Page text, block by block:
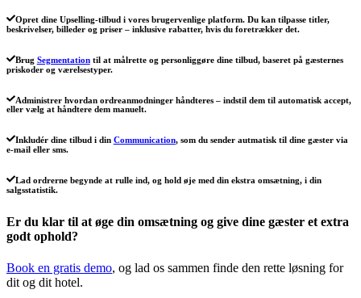
Opret dine Upselling-tilbud i vores brugervenlige platform. Du kan tilpasse titler,
beskrivelser, billeder og priser – inklusive rabatter, hvis du foretrækker det.
Brug Segmentationtil at målrette og personliggøre dine tilbud, baseret på gæsternes
priskoder og værelsestyper.
Administrer hvordan ordreanmodninger håndteres – indstil dem til automatisk accept,
eller vælg at håndtere dem manuelt.
Inkludér dine tilbud i din Communication, som du sender autmatisk til dine gæster via
e-mail eller sms.
Lad ordrerne begynde at rulle ind, og hold øje med din ekstra omsætning, i din
salgsstatistik.
Er du klar til at øge din omsætning og give dine gæster et extra
godt ophold?
Book en gratis demo, og lad os sammen finde den rette løsning for
dit og dit hotel.